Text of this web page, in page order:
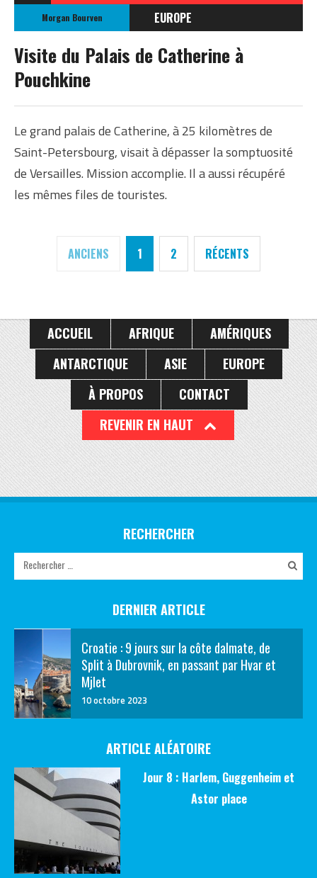
Morgan Bourven
EUROPE
RUSSIE
Visite du Palais de Catherine à
Pouchkine
Le grand palais de Catherine, à 25 kilomètres de
Saint-Petersbourg, visait à dépasser la somptuosité
de Versailles. Mission accomplie. Il a aussi récupéré
les mêmes files de touristes.
ANCIENS 1 2 RÉCENTS
ACCUEIL AFRIQUE
AMÉRIQUES
ANTARCTIQUE
ASIE
EUROPE
À PROPOS
CONTACT
REVENIR EN HAUT
RECHERCHER
DERNIER ARTICLE
Croatie : 9 jours sur la côte dalmate, de
Split à Dubrovnik, en passant par Hvar et
Mjlet
10 octobre 2023
ARTICLE ALÉATOIRE
Jour 8 : Harlem, Guggenheim et
Astor place